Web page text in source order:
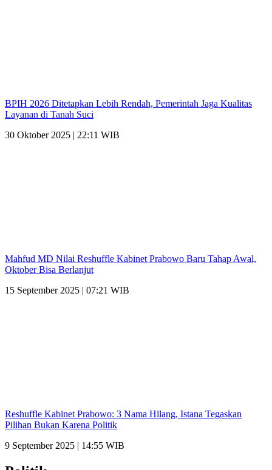
BPIH 2026 Ditetapkan Lebih Rendah, Pemerintah Jaga Kualitas
Layanan di Tanah Suci
30 Oktober 2025 | 22:11 WIB
Mahfud MD Nilai Reshuffle Kabinet Prabowo Baru Tahap Awal,
Oktober Bisa Berlanjut
15 September 2025 | 07:21 WIB
Reshuffle Kabinet Prabowo: 3 Nama Hilang, Istana Tegaskan
Pilihan Bukan Karena Politik
9 September 2025 | 14:55 WIB